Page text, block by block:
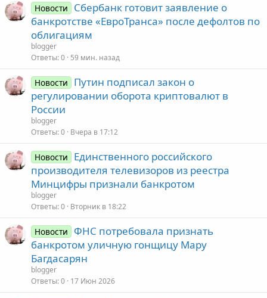
Новости
Сбербанк готовит заявление о
банкротстве «ЕвроТранса» после дефолтов по
облигациям
blogger
Ответы 0 59 мин. назад
Новости
Путин подписал закон о
регулировании оборота криптовалют в
России
blogger
Ответы 0 Вчера в 17:12
Новости
Единственного российского
производителя телевизоров из реестра
Минцифры признали банкротом
blogger
Ответы 0 Вторник в 18:22
Новости ФНС потребовала признать
банкротом уличную гонщицу Мару
Багдасарян
blogger
Ответы 0 17 Июн 2026